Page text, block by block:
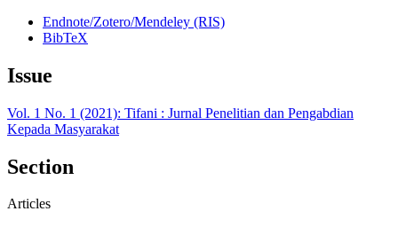
Endnote/Zotero/Mendeley (RIS)
BibTeX
Issue
Vol. 1 No. 1 (2021): Tifani : Jurnal Penelitian dan Pengabdian
Kepada Masyarakat
Section
Articles